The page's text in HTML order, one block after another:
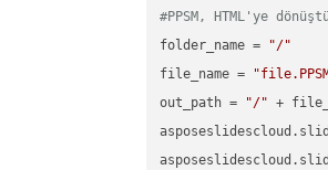
#PPSM, HTML'ye
folder_name =
"/"
file_name =
out_path =
"/" +